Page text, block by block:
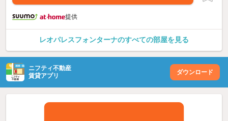
提供
レオパレスフォンターナのすべての部屋を見る
ニフティ不動産
賃貸アプリ
ダウンロード